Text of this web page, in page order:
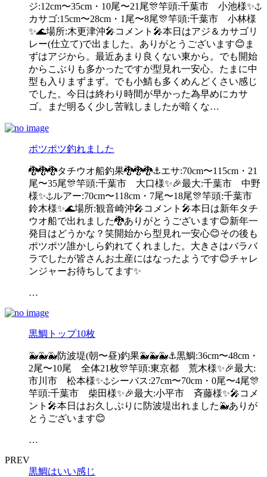
ジ:12cm〜35cm・10尾〜21尾🎊竿頭:千葉市 小池様✨⚓️
カサゴ:15cm〜28cm・1尾〜8尾🎊竿頭:千葉市 小林様
✨🌊場所:木更津沖🎤コメント🎤本日はアジ＆カサゴリ
レー(仕立て)で出ました。ありがとうございます😊ま
ずはアジから。最近あまり良くない東から。でも開始
からこぶりも多かったですが型見れ一安心。たまに中
型も入りまずまず。でも小鯖も多くめんどくさい感じ
でした。今日は終わり時間が早かった為早めにカサ
ゴ。まだ明るく少し苦戦しましたが暗くな…
ポツポツ釣れました
🐉🐉🐉タチウオ船釣果🐉🐉🐉⚓️エサ:70cm〜115cm・21
尾〜35尾🎊竿頭:千葉市 大口様✨🎉最大:千葉市 中野
様✨⚓️ルアー:70cm〜118cm・7尾〜18尾🎊竿頭:千葉市
鈴木様✨🌊場所:観音崎沖🎤コメント🎤本日は新年タチ
ウオ船で出れました🐉ありがとうございます😊新年一
発目はどうかな？笑開始から型見れ一安心😊その後も
ポツポツ誰かしら釣れてくれました。大きさはバラバ
ラでしたが皆さんお土産にはなったようです😊チャレ
ンジャーお待ちしてます✨
…
黒鯛トップ10枚
🐳🐳🐳防波堤(朝〜昼)釣果🐳🐳🐳⚓️黒鯛:36cm〜48cm・
2尾〜10尾 全体21枚🎊竿頭:東京都 荒木様✨🎉最大:
市川市 松本様✨⚓️シーバス:27cm〜70cm・0尾〜4尾🎊
竿頭:千葉市 柴田様✨🎉最大:小平市 斉藤様✨🎤コメ
ント🎤本日はお久しぶりに防波堤出れました🐳ありが
とうございます😊
…
PREV
黒鯛はいい感じ